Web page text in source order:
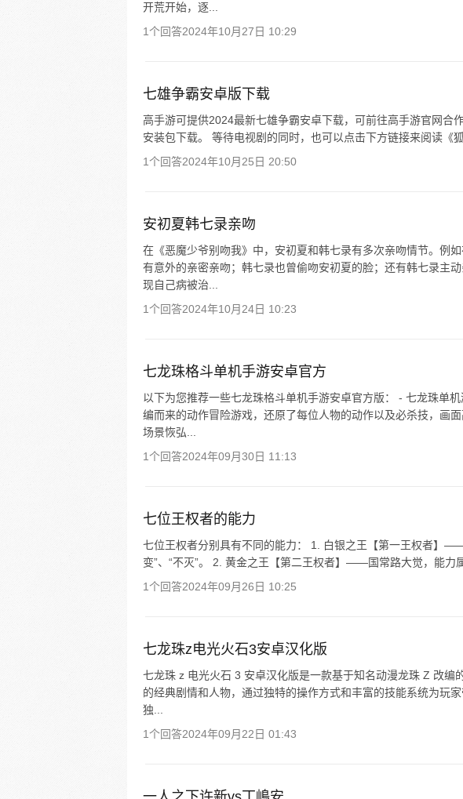
开荒开始，逐...
1个回答2024年10月27日 10:29
七雄争霸安卓版下载
高手游可提供2024最新七雄争霸安卓下载，可前往高手游官网合
安装包下载。 等待电视剧的同时，也可以点击下方链接来阅读《
1个回答2024年10月25日 20:50
安初夏韩七录亲吻
在《恶魔少爷别吻我》中，安初夏和韩七录有多次亲吻情节。例
有意外的亲密亲吻；韩七录也曾偷吻安初夏的脸；还有韩七录主
现自己病被治...
1个回答2024年10月24日 10:23
七龙珠格斗单机手游安卓官方
以下为您推荐一些七龙珠格斗单机手游安卓官方版： - 七龙珠单
编而来的动作冒险游戏，还原了每位人物的动作以及必杀技，画
场景恢弘...
1个回答2024年09月30日 11:13
七位王权者的能力
七位王权者分别具有不同的能力： 1. 白银之王【第一王权者】
变”、“不灭”。 2. 黄金之王【第二王权者】——国常路大觉，能力
1个回答2024年09月26日 10:25
七龙珠z电光火石3安卓汉化版
七龙珠 z 电光火石 3 安卓汉化版是一款基于知名动漫龙珠 Z 改编
的经典剧情和人物，通过独特的操作方式和丰富的技能系统为玩
独...
1个回答2024年09月22日 01:43